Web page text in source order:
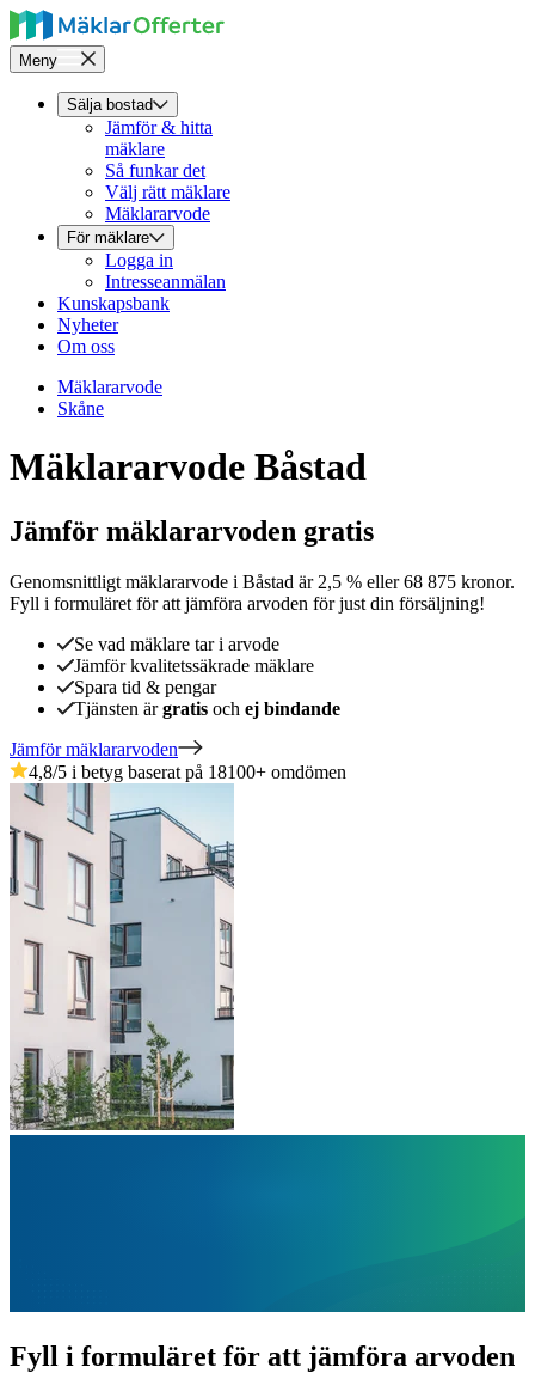
Meny
Sälja bostad
Jämför & hitta
mäklare
Så funkar det
Välj rätt mäklare
Mäklararvode
För mäklare
Logga in
Intresseanmälan
Kunskapsbank
Nyheter
Om oss
Mäklararvode
Skåne
Mäklararvode Båstad
Jämför mäklararvoden gratis
Genomsnittligt mäklararvode i Båstad är 2,5 % eller68 875 kronor.
Fyll i formuläret för att jämföra arvoden för just din försäljning!
Se vad mäklare tar i arvode
Jämför kvalitetssäkrade mäklare
Spara tid & pengar
Tjänsten ärgratis och ej bindande
Jämför mäklararvoden
4,8/5 i betyg baserat på 18100+ omdömen
Fyll i formuläret för att jämföra arvoden